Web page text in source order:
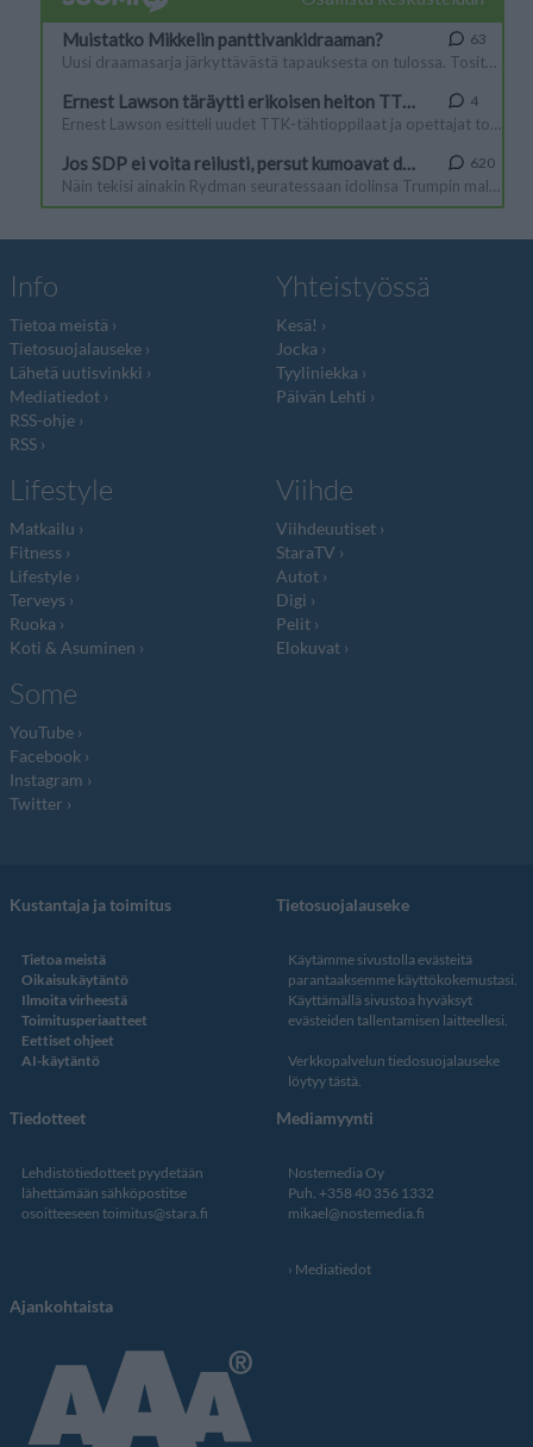
Info
Tietoa meistä
Tietosuojalauseke
Lähetä uutisvinkki
Mediatiedot
RSS-ohje
RSS
Yhteistyössä
Kesä!
Jocka
Tyyliniekka
Päivän Lehti
Lifestyle
Matkailu
Fitness
Lifestyle
Terveys
Ruoka
Koti & Asuminen
Viihde
Viihdeuutiset
StaraTV
Autot
Digi
Pelit
Elokuvat
Some
YouTube
Facebook
Instagram
Twitter
Kustantaja ja toimitus
Tietoa meistä
Oikaisukäytäntö
Ilmoita virheestä
Toimitusperiaatteet
Eettiset ohjeet
AI-käytäntö
Tietosuojalauseke
Käytämme sivustolla evästeitä
parantaaksemme käyttökokemustasi.
Käyttämällä sivustoa hyväksyt
evästeiden tallentamisen laitteellesi.
Verkkopalvelun tiedosuojalauseke
löytyy tästä.
Tiedotteet
Lehdistötiedotteet pyydetään
lähettämään sähköpostitse
osoitteeseen toimitus@stara.fi
Mediamyynti
Nostemedia Oy
Puh. +358 40 356 1332
mikael@nostemedia.fi
Mediatiedot
Ajankohtaista